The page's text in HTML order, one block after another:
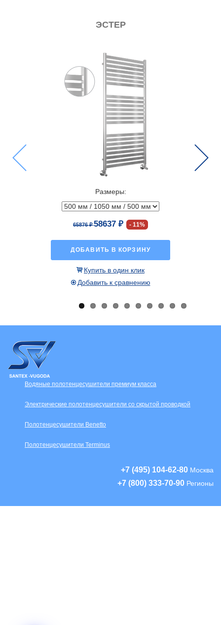
SV-08 ПОЛОТЕНЦЕСУШИТЕЛЬ
Размеры:
16550 ₽
ДОБАВИТЬ В КОРЗИНУ
Купить в один клик
Добавить к сравнению
Водяные полотенцесушители премиум класса
Электрические полотенцесушители со скрытой проводкой
Полотенцесушители Benetto
Полотенцесушители Terminus
+7 (495) 104-62-80 Москва
+7 (800) 333-70-90 Регионы